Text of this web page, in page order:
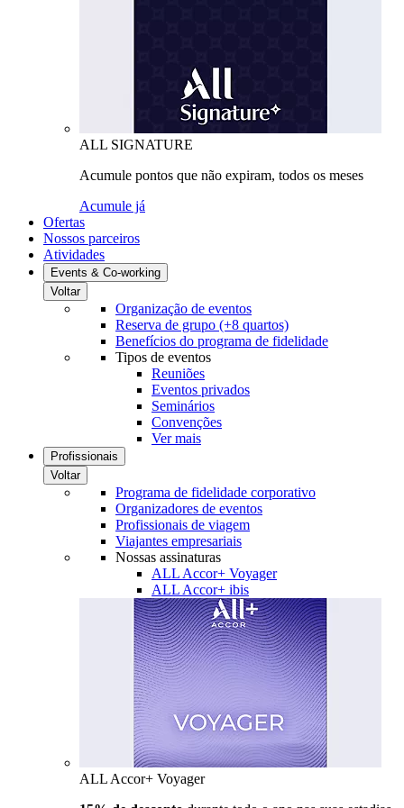
ALL SIGNATURE
Acumule pontos que não expiram, todos os meses
Acumule já
Ofertas
Nossos parceiros
Atividades
Events & Co-working
Voltar
Organização de eventos
Reserva de grupo (+8 quartos)
Benefícios do programa de fidelidade
Tipos de eventos
Reuniões
Eventos privados
Seminários
Convenções
Ver mais
Profissionais
Voltar
Programa de fidelidade corporativo
Organizadores de eventos
Profissionais de viagem
Viajantes empresariais
Nossas assinaturas
ALL Accor+ Voyager
ALL Accor+ ibis
ALL Accor+ Voyager